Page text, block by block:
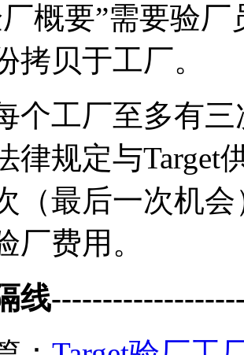
概要”需要验
拷贝于工厂。
个工厂至多有
律规定与Target
（最后一次机
厂费用。
线